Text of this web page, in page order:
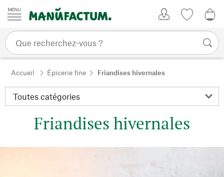
Passer au contenu
Accueil Épicerie fine Friandises hivernales
Friandises hivernales